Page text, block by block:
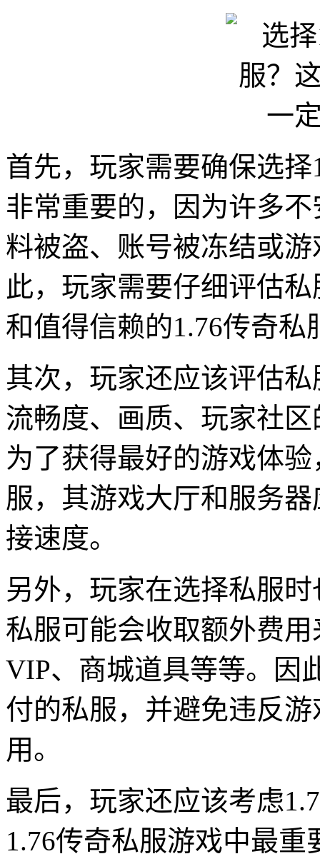
首先，玩家需要确保选
非常重要的，因为许多
料被盗、账号被冻结或
此，玩家需要仔细评估
和值得信赖的1.76传奇私
其次，玩家还应该评估
流畅度、画质、玩家社
为了获得最好的游戏体
服，其游戏大厅和服务
接速度。
另外，玩家在选择私服
私服可能会收取额外费
VIP、商城道具等等。因
付的私服，并避免违反
用。
最后，玩家还应该考虑
1.76传奇私服游戏中最